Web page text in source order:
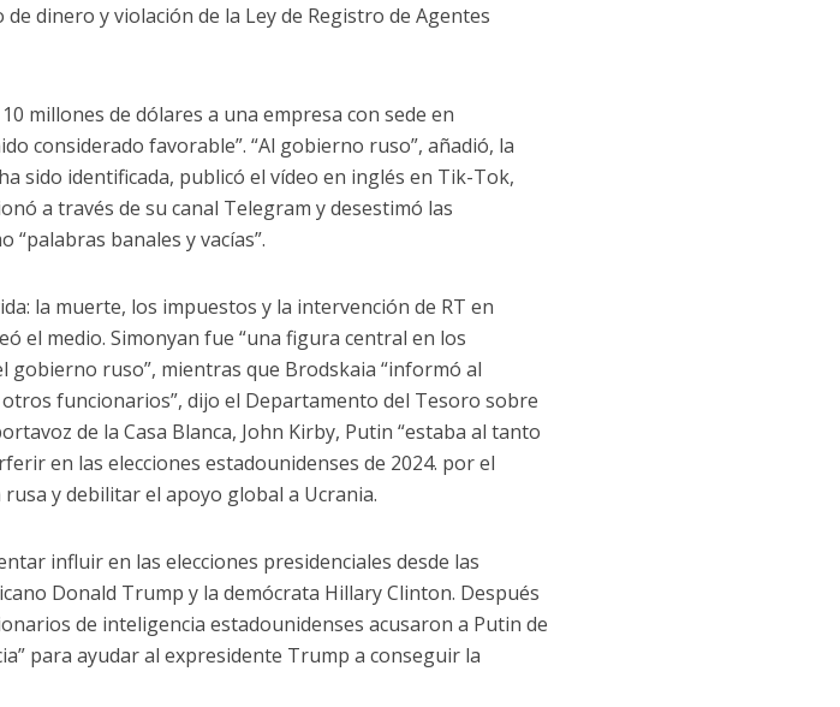
dinero y violación de la Ley de Registro de Agentes
millones de dólares a una empresa con sede en
considerado favorable”. “Al gobierno ruso”, añadió, la
sido identificada, publicó el vídeo en inglés en Tik-Tok,
a través de su canal Telegram y desestimó las
“palabras banales y vacías”.
la muerte, los impuestos y la intervención de RT en
el medio. Simonyan fue “una figura central en los
gobierno ruso”, mientras que Brodskaia “informó al
funcionarios”, dijo el Departamento del Tesoro sobre
de la Casa Blanca, John Kirby, Putin “estaba al tanto
en las elecciones estadounidenses de 2024. por el
y debilitar el apoyo global a Ucrania.
influir en las elecciones presidenciales desde las
Donald Trump y la demócrata Hillary Clinton. Después
de inteligencia estadounidenses acusaron a Putin de
para ayudar al expresidente Trump a conseguir la